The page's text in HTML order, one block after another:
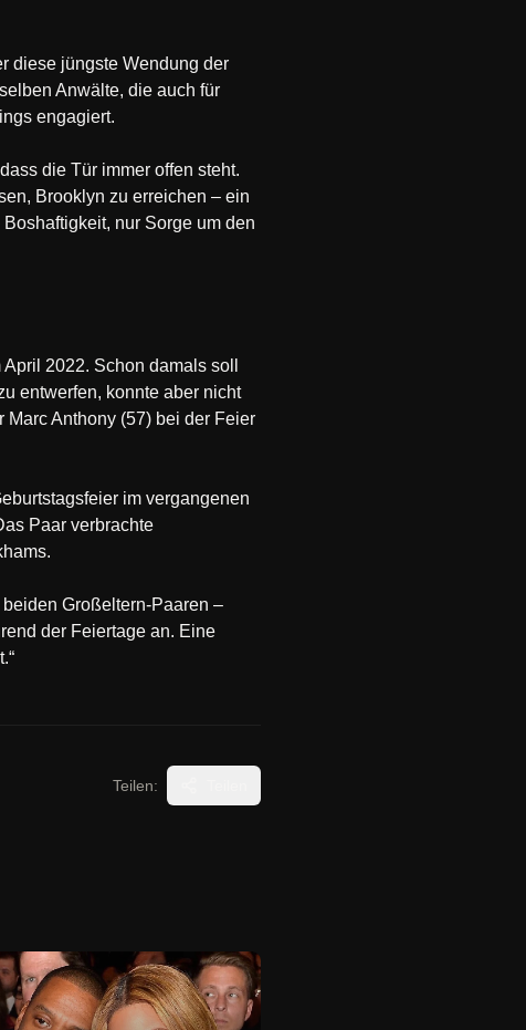
diese jüngste Wendung der
Anwälte, die auch für
engagiert.
die Tür immer offen steht.
Brooklyn zu erreichen – ein
nur Sorge um den
2022. Schon damals soll
entwerfen, konnte aber nicht
Anthony (57) bei der Feier
im vergangenen
Paar verbrachte
Großeltern-Paaren –
der Feiertage an. Eine
Teilen: